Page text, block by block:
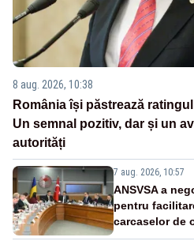
8 aug. 2026, 10:38
România își păstrează
Un semnal pozitiv, dar și un
autorități
7 aug. 2026, 10:57
ANSVSA a
pentru
carcaselor de